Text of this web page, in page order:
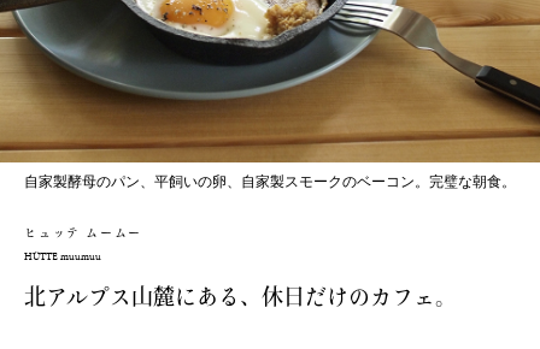
自家製酵母のパン、平飼いの卵、自家製スモークのベーコン。完璧な朝食。
ヒュッテ ムームー
HÜTTE muumuu
北アルプス山麓にある、休日だけのカフェ。